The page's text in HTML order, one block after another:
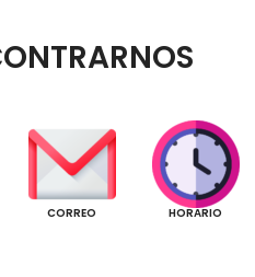
CORREO HORARIO